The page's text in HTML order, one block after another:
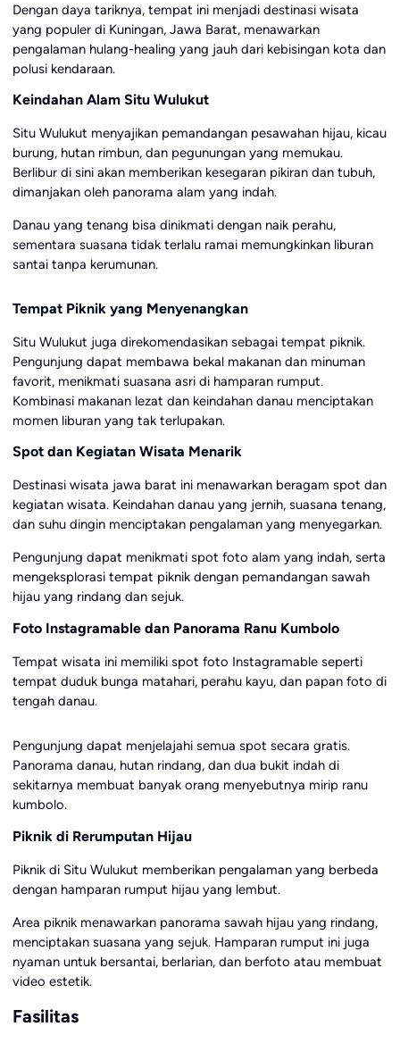
Dengan daya tariknya, tempat ini menjadi destinasi wisata
yang populer di Kuningan, Jawa Barat, menawarkan
pengalaman hulang-healing yang jauh dari kebisingan kota dan
polusi kendaraan.
Keindahan Alam Situ Wulukut
Situ Wulukut menyajikan pemandangan pesawahan hijau, kicau
burung, hutan rimbun, dan pegunungan yang memukau.
Berlibur di sini akan memberikan kesegaran pikiran dan tubuh,
dimanjakan oleh panorama alam yang indah.
Danau yang tenang bisa dinikmati dengan naik perahu,
sementara suasana tidak terlalu ramai memungkinkan liburan
santai tanpa kerumunan.
Tempat Piknik yang Menyenangkan
Situ Wulukut juga direkomendasikan sebagai tempat piknik.
Pengunjung dapat membawa bekal makanan dan minuman
favorit, menikmati suasana asri di hamparan rumput.
Kombinasi makanan lezat dan keindahan danau menciptakan
momen liburan yang tak terlupakan.
Spot dan Kegiatan Wisata Menarik
Destinasi wisata jawa barat ini menawarkan beragam spot dan
kegiatan wisata. Keindahan danau yang jernih, suasana tenang,
dan suhu dingin menciptakan pengalaman yang menyegarkan.
Pengunjung dapat menikmati spot foto alam yang indah, serta
mengeksplorasi tempat piknik dengan pemandangan sawah
hijau yang rindang dan sejuk.
Foto Instagramable dan Panorama Ranu Kumbolo
Tempat wisata ini memiliki spot foto Instagramable seperti
tempat duduk bunga matahari, perahu kayu, dan papan foto di
tengah danau.
Pengunjung dapat menjelajahi semua spot secara gratis.
Panorama danau, hutan rindang, dan dua bukit indah di
sekitarnya membuat banyak orang menyebutnya mirip ranu
kumbolo.
Piknik di Rerumputan Hijau
Piknik di Situ Wulukut memberikan pengalaman yang berbeda
dengan hamparan rumput hijau yang lembut.
Area piknik menawarkan panorama sawah hijau yang rindang,
menciptakan suasana yang sejuk. Hamparan rumput ini juga
nyaman untuk bersantai, berlarian, dan berfoto atau membuat
video estetik.
Fasilitas